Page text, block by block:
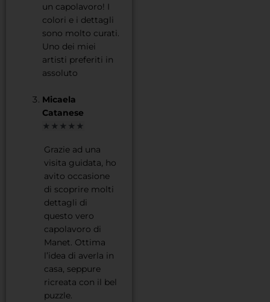
un capolavoro! I
colori e i dettagli
sono molto curati.
Uno dei miei
artisti preferiti in
assoluto
Micaela
Catanese
★★★★★
Grazie ad una
visita guidata, ho
avito occasione
di scoprire molti
dettagli di
questo vero
capolavoro di
Manet. Ottima
l’idea di averla in
casa, seppure
ricreata con il bel
puzzle.